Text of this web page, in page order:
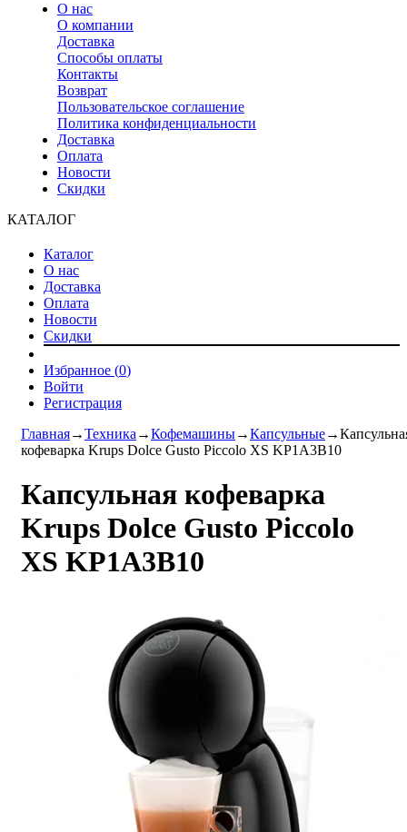
О нас
О компании
Доставка
Способы оплаты
Контакты
Возврат
Пользовательское соглашение
Политика конфиденциальности
Доставка
Оплата
Новости
Скидки
КАТАЛОГ
Каталог
О нас
Доставка
Оплата
Новости
Скидки
Избранное (0)
Войти
Регистрация
Главная→Техника →Кофемашины→Капсульные→
кофеварка Krups Dolce Gusto Piccolo XS KP1A3B10
Капсульная кофеварка
Krups Dolce Gusto Piccolo
XS KP1A3B10